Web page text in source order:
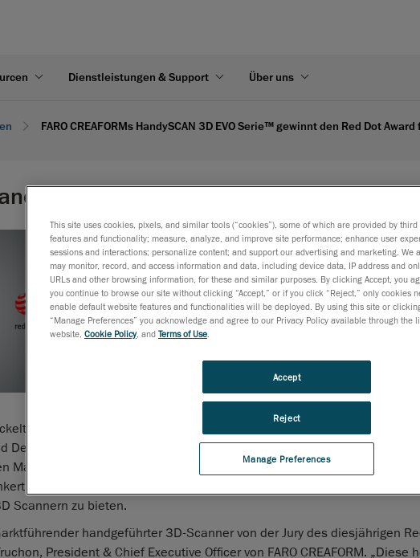
Dienstleistungen & Support Über uns
FARO CREAFORMs HandySCAN 3D EVO Serie™ gewinnt den Red Dot
3D EVO Serie™ gewinnt den
Marktführender handgeführter 3D Scanner wird für
ergonomisches Design ausgezeichnet.
Lévis, Québec, 13. Mai, 2026— FARO CREAFORM,
der AMETEK, Inc. und globaler Anbieter von
undtragbare KMG, gibt bekannt, dass der
HandySCAN 3D EVO Series™
für Produktdesign ausgezeichnet wurde.
Seit über 70 Jahren gilt Red Dot als weltweit
Jährlich reichen tausende Unternehmen ihre Produkte in Kategorien
Concept ein. In diesem Jahr gehört FARO CREAFORM zu den
Mal für die HandySCAN-3D Produktlinie. Diese Auszeichnung bestätigt,
sind und unsere Mission vorantreiben, ein herausragendes 3D
Scannern zu bieten.
handgeführter 3D‑Scanner von der Jury des diesjährigen
President & Chief Executive Officer von FARO CREAFORM. „Diese
This site uses cookies, pixels, and similar tools (“cookies”), some of which are provided by
features and functionality; measure, analyze, and improve site performance; enhance user
sessions and interactions; personalize content; and support our advertising and marketing. We
may monitor, record, and access information and data, including device data, IP address and
URLs and other browsing information, for these and similar purposes. By clicking Accept, you
you continue to browse our site without clicking “Accept,” or if you click “Reject,” only cookies
enable default website features and functionalities will be deployed. By using this site or
“Manage Preferences” you acknowledge and agree to our Privacy Policy available through the
website, Cookie Policy, and Terms of Use
Manage Preferences
Reject
Accept